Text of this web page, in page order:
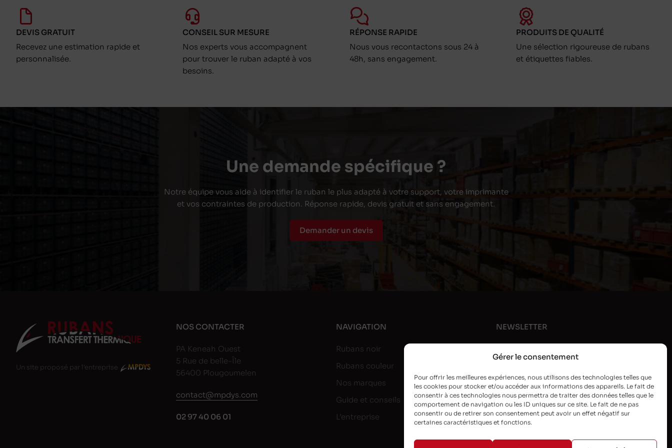
Gérer le consentement
Pour offrir les meilleures expériences, nous utilisons des technologies telles que
les cookies pour stocker et/ou accéder aux informations des appareils. Le fait de
consentir à ces technologies nous permettra de traiter des données telles que le
comportement de navigation ou les ID uniques sur ce site. Le fait de ne pas
consentir ou de retirer son consentement peut avoir un effet négatif sur
certaines caractéristiques et fonctions.
DEVIS GRATUIT
Recevez une estimation rapide et
personnalisée.
CONSEIL SUR MESURE
Nos experts vous accompagnent
pour trouver le ruban adapté à vos
besoins.
RÉPONSE RAPIDE
Nous vous recontactons sous 24 à
48h, sans engagement.
PRODUITS DE QUALITÉ
Une sélection rigoureuse de rubans
et étiquettes fiables.
Une demande spécifique ?
Notre équipe vous aide à identifier le ruban le plus adapté à votre support, votre imprimante
et vos contraintes de production. Réponse rapide, devis gratuit et sans engagement.
Demander un devis
Un site proposé par l'entreprise
NOS CONTACTER
PA Keneah Ouest
5 Rue de belle-Île
56400 Plougoumelen
contact@mpdys.com
02 97 40 06 01
NAVIGATION
Rubans noir
Rubans couleur
Nos marques
Guide et conseils
L’entreprise
NEWSLETTER